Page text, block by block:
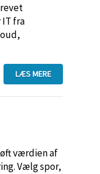
fra
LÆS MERE
værdien af
Vælg spor,